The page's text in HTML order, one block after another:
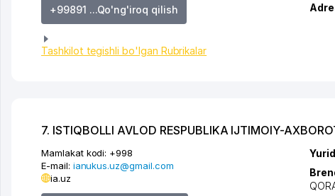
+99891 ...Qo'ng'iroq qilish
Tashkilot tegishli bo'lgan Rubrikalar
7. ISTIQBOLLI AVLOD RESPUBLIKA IJTIMOIY-
Mamlakat kodi: +998
E-mail: ianukus.uz@gmail.com
ia.uz